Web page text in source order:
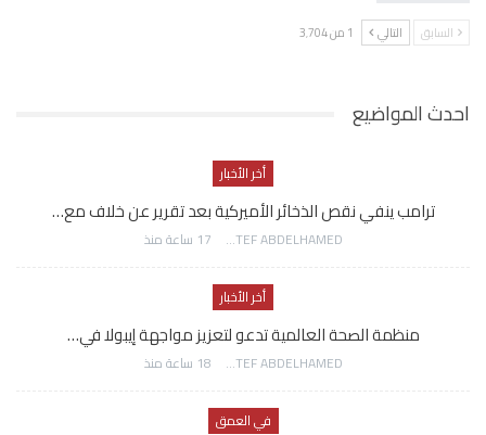
السابق التالي 1 من 3٬704
احدث المواضيع
أخر الأخبار
ترامب ينفي نقص الذخائر الأميركية بعد تقرير عن خلاف مع…
AWATEF ABDELHAMED 17 ساعة منذ
أخر الأخبار
منظمة الصحة العالمية تدعو لتعزيز مواجهة إيبولا في…
AWATEF ABDELHAMED 18 ساعة منذ
في العمق